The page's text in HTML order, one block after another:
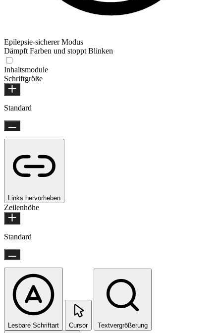
Epilepsie-sicherer Modus
Dämpft Farben und stoppt Blinken
Inhaltsmodule
Schriftgröße
Standard
Links hervorheben
Zeilenhöhe
Standard
Lesbare Schriftart Cursor Textvergrößerung